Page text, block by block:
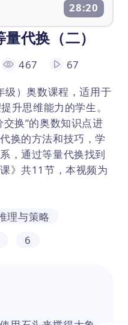
代换（二）
467
67
级）奥数课程，适用于
升思维能力的学生。
换”的奥数知识点进
换的方法和技巧，学
，通过等量代换找到
》共11节，本视频为
理与策略
6
28:20